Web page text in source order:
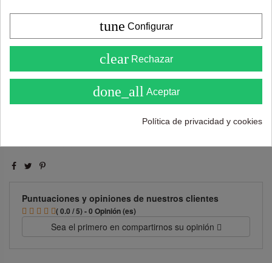
Añadir al carrito
Puntuaciones y opiniones de nuestros clientes
( 0.0 / 5) - 0 Opinión (es)
Sea el primero en compartirnos su opinión
tune Configurar
clear Rechazar
done_all Aceptar
Política de privacidad y cookies